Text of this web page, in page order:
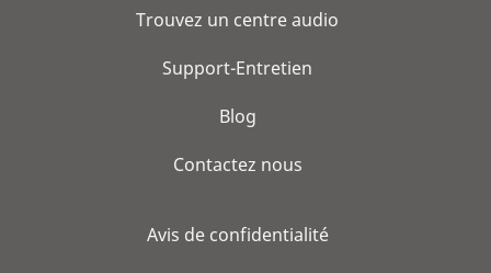
Trouvez un centre audio
Support-Entretien
Blog
Contactez nous
Avis de confidentialité